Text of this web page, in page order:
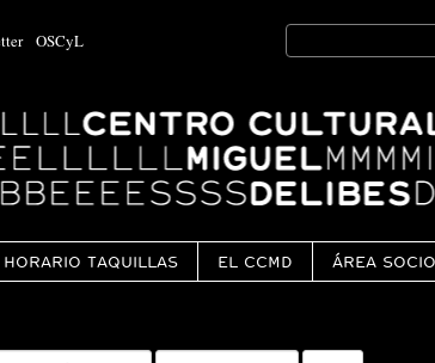
OSCyL
Search
for:
HORARIO TAQUILLAS EL CCMD ÁREA